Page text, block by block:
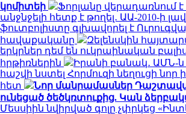
կոմիտեի
Ֆորլանը վերադառնում
անջնջելի հետք է թողել․ ԱԱ-2010-ի
ֆուտբոլիստը գլխավորել է
հավաքականը
Զելենսկին
երկրներ դեմ են ուկրաինական
հրթիռներին
Իրանի բանակ․ ԱՄՆ-
հաշվի նստել Հորմուզի նեղուցի նոր
հետ
Նոր մանրամասներ
ունեցած ծեծկռտուքից. Կան
Մեսսիին նվիրված գոլը չփրկեց